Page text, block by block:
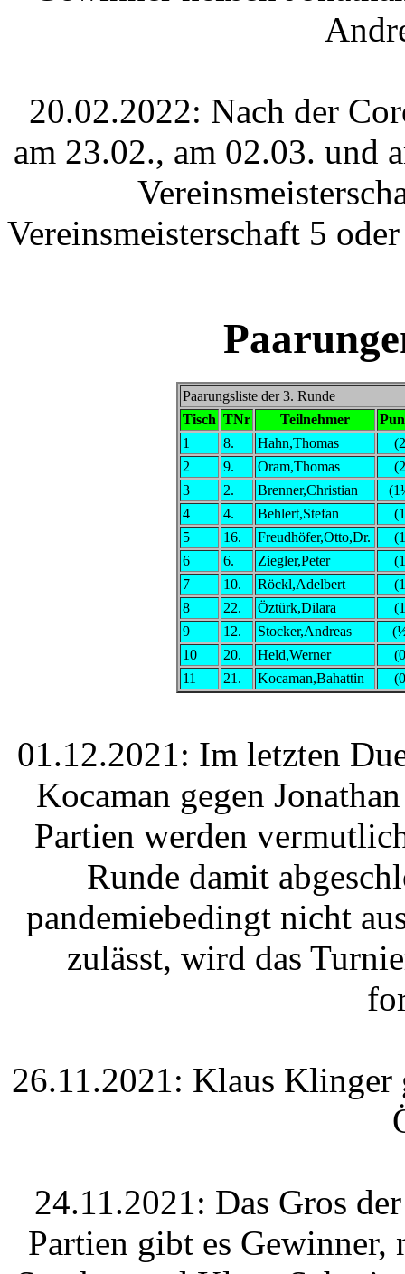
20.02.2022: Nach der
am 23.02., am 02.03. und
Vereinsmeisterschaft 5
Paarungsliste der 3. Runde
Tisch TNr Teilnehmer
1
8. Hahn,Thomas
2
9. Oram,Thomas
3
2. Brenner,Christian
4
4. Behlert,Stefan
5
16. Freudhöfer,Otto,Dr.
6
6. Ziegler,Peter
7
10. Röckl,Adelbert
8
22. Öztürk,Dilara
9
12. Stocker,Andreas
10
20. Held,Werner
11
21. Kocaman,Bahattin
01.12.2021: Im letzten
Kocaman gegen
Partien werden
Runde damit
pandemiebedingt nicht
zulässt, wird das
26.11.2021: Klaus Klinger
24.11.2021: Das Gros
Partien gibt es